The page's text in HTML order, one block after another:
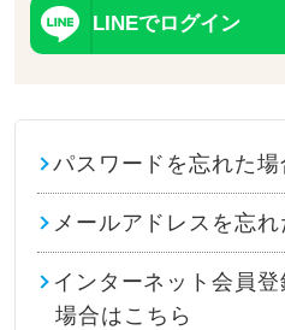
LINEでログイン
パスワードを忘れた場
メールアドレスを忘
インターネット会員
場合はこちら